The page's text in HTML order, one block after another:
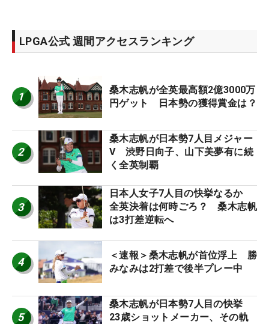
LPGA公式 週間アクセスランキング
1
桑木志帆が全英最高額2億3000万
円ゲット 日本勢の獲得賞金は？
2
桑木志帆が日本勢7人目メジャー
V 渋野日向子、山下美夢有に続
く全英制覇
3
日本人女子7人目の快挙なるか
全英決着は何時ごろ？ 桑木志帆
は3打差逆転へ
4
＜速報＞桑木志帆が首位浮上 勝
みなみは2打差で後半プレー中
5
桑木志帆が日本勢7人目の快挙
23歳ショットメーカー、その軌